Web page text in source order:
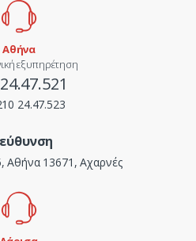
Αθήνα
εξυπηρέτηση
24.47.523
13671, Αχαρνές